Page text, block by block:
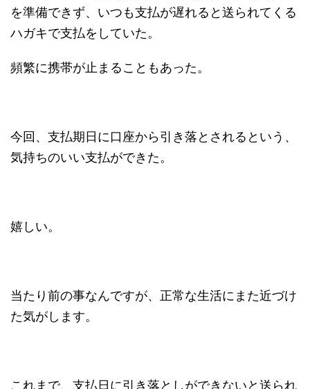
を準備できず、いつも支払が遅れると送られてくる
ハガキで支払をしていた。
頻繁に携帯が止まることもあった。
今回、支払期日に口座から引き落とされるという、
気持ちのいい支払ができた。
嬉しい。
当たり前の事なんですが、正常な生活にまた近づけ
た気がします。
これまで、支払日に引き落としができないと送られ